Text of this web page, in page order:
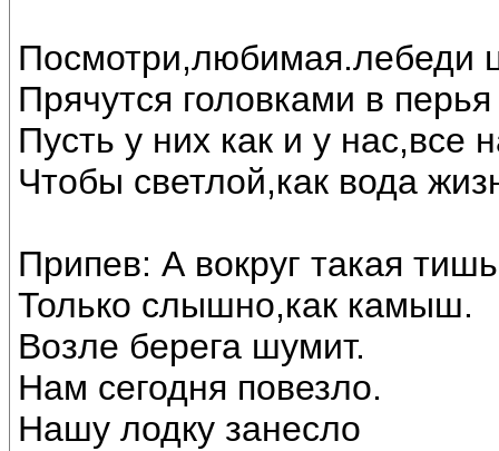
Посмотри,любимая.лебеди
Прячутся головками в
Пусть у них как и у нас,все
Чтобы светлой,как вода
Припев: А вокруг такая
Только слышно,как камыш.
Возле берега шумит.
Нам сегодня повезло.
Нашу лодку занесло